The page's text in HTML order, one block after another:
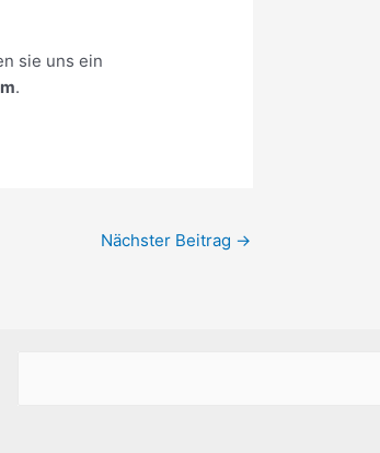
sie uns ein
.
Nächster Beitrag →